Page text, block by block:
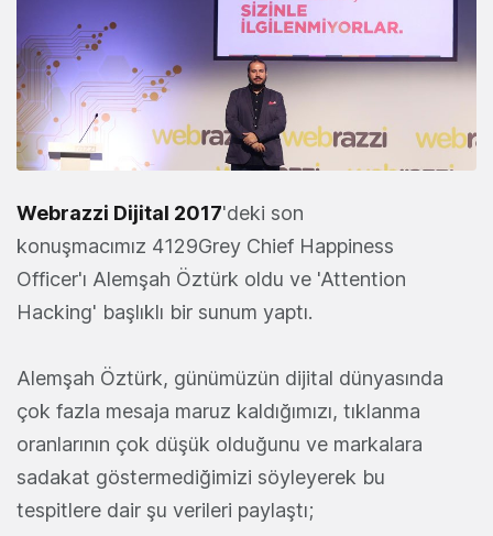
Webrazzi Dijital 2017'deki son
konuşmacımız 4129Grey Chief Happiness
Officer'ı Alemşah Öztürk oldu ve 'Attention
Hacking' başlıklı bir sunum yaptı.
Alemşah Öztürk, günümüzün dijital dünyasında
çok fazla mesaja maruz kaldığımızı, tıklanma
oranlarının çok düşük olduğunu ve markalara
sadakat göstermediğimizi söyleyerek bu
tespitlere dair şu verileri paylaştı;